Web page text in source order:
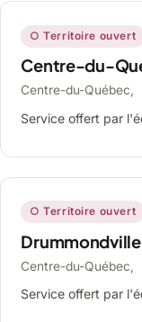
○ Territoire ouvert
Centre-du-
Centre-du-Québec,
Service offert par
○ Territoire ouvert
Drummondville
Centre-du-Québec,
Service offert par